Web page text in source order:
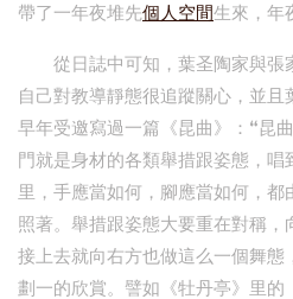
帶了一年夜堆先個人空間生來，年
從日誌中可知，葉圣陶家與
自己對教導靜態很追蹤關心，並
早年受邀寫過一篇《昆曲》：“昆
門就是身材的各類舉措跟姿態，
里，手應當如何，腳應當如何，
照著。舉措跟姿態大要重在對稱，
接上去就向右方也做這么一個舞
劃一的欣賞。譬如《牡丹亭》里